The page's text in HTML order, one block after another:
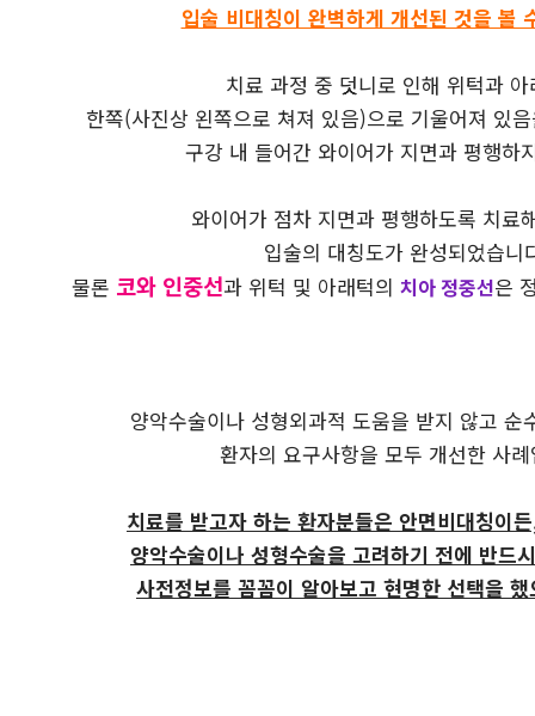
입술 비대칭이 완벽하게 개선된 것을 볼
치료 과정 중 덧니로 인해 위턱과 아
한쪽(사진상 왼쪽으로 쳐져 있음)으로 기울어져 있
구강 내 들어간 와이어가 지면과 평행하
와이어가 점차 지면과 평행하도록 치료
입술의 대칭도가 완성되었습니
물론 코와 인중선과 위턱 및 아래턱의 치아 정중선은
양악수술이나 성형외과적 도움을 받지 않고 순
환자의 요구사항을 모두 개선한 사
치료를 받고자 하는 환자분들은 안면비대칭이
양악수술이나 성형수술을 고려하기 전에 반드
사전정보를 꼼꼼이 알아보고 현명한 선택을